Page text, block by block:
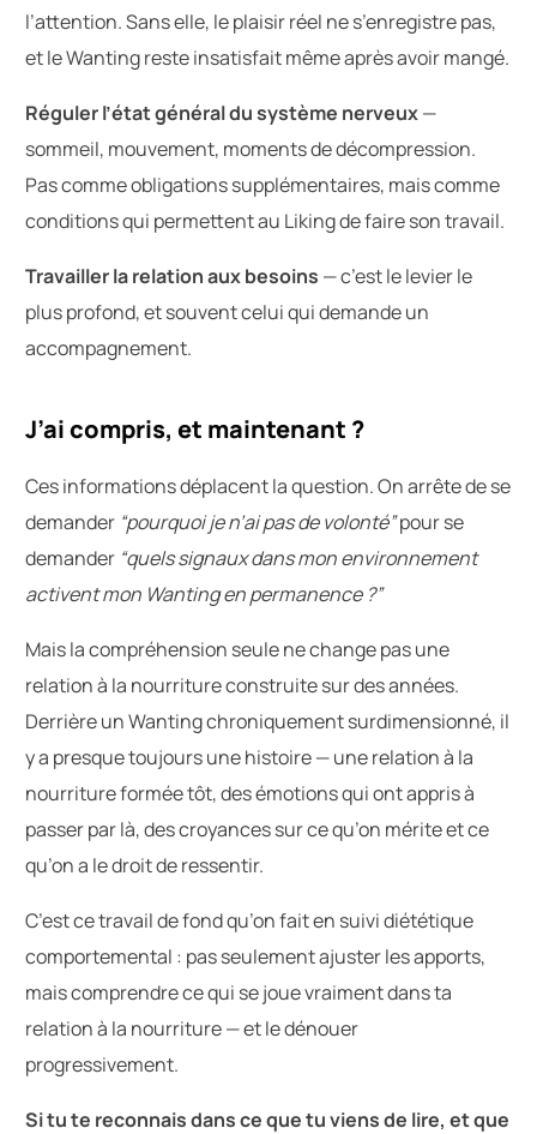
l’attention. Sans elle, le plaisir réel ne s’enregistre pas,
et le Wanting reste insatisfait même après avoir mangé.
Réguler l’état général du système nerveux—
sommeil, mouvement, moments de décompression.
Pas comme obligations supplémentaires, mais comme
conditions qui permettent au Liking de faire son travail.
Travailler la relation aux besoins — c’est le levier le
plus profond, et souvent celui qui demande un
accompagnement.
J’ai compris, et maintenant ?
Ces informations déplacent la question. On arrête de se
demander “pourquoi je n’ai pas de volonté”pour se
demander “quels signaux dans mon environnement
activent mon Wanting en permanence ?”
Mais la compréhension seule ne change pas une
relation à la nourriture construite sur des années.
Derrière un Wanting chroniquement surdimensionné, il
y a presque toujours une histoire — une relation à la
nourriture formée tôt, des émotions qui ont appris à
passer par là, des croyances sur ce qu’on mérite et ce
qu’on a le droit de ressentir.
C’est ce travail de fond qu’on fait en suivi diététique
comportemental : pas seulement ajuster les apports,
mais comprendre ce qui se joue vraiment dans ta
relation à la nourriture — et le dénouer
progressivement.
Si tu te reconnais dans ce que tu viens de lire, et que